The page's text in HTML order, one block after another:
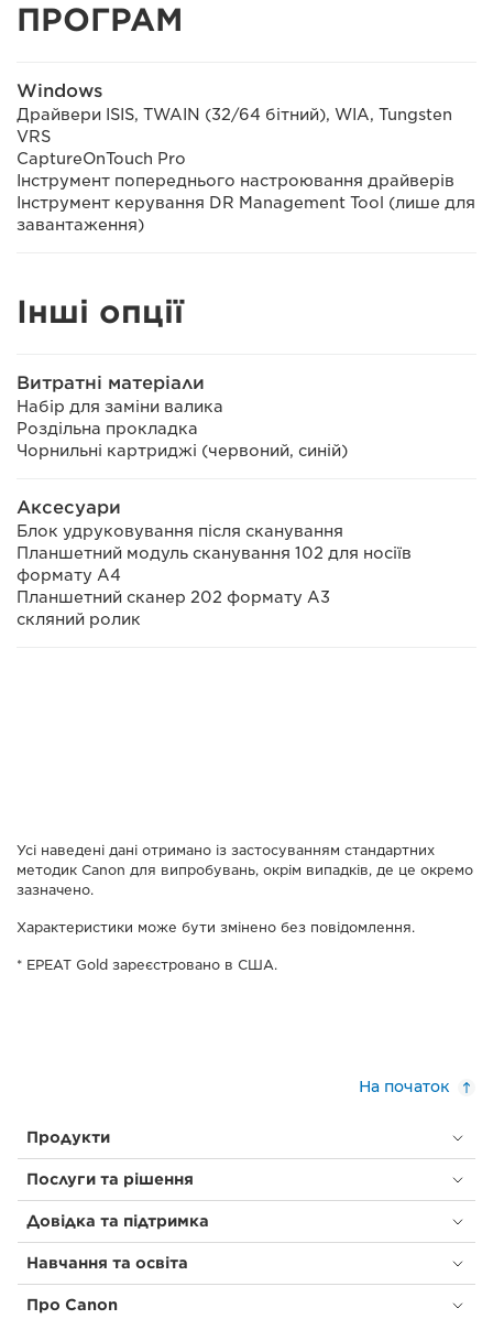
ПРОГРАМ
Windows
Драйвери ISIS, TWAIN (32/64 бітний), WIA, Tungsten
VRS
CaptureOnTouch Pro
Інструмент попереднього настроювання драйверів
Інструмент керування DR Management Tool (лише для
завантаження)
Інші опції
Витратні матеріали
Набір для заміни валика
Роздільна прокладка
Чорнильні картриджі (червоний, синій)
Аксесуари
Блок удруковування після сканування
Планшетний модуль сканування 102 для носіїв
формату A4
Планшетний сканер 202 формату А3
скляний ролик
Усі наведені дані отримано із застосуванням стандартних
методик Canon для випробувань, окрім випадків, де це окремо
зазначено.
Характеристики може бути змінено без повідомлення.
* EPEAT Gold зареєстровано в США.
На початок
Продукти
Послуги та рішення
Довідка та підтримка
Навчання та освіта
Про Canon